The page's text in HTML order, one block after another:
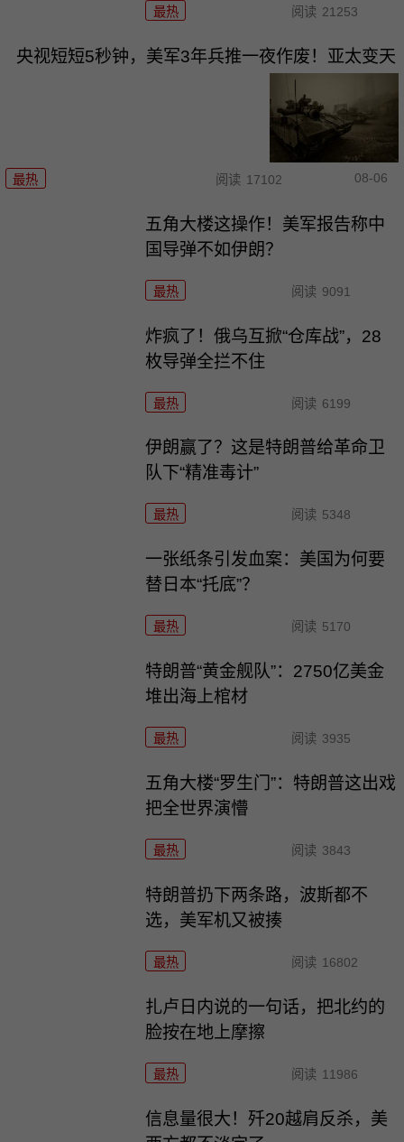
最热 阅读 21253
央视短短5秒钟，美军3年兵推一夜作废！亚太变天
最热 阅读 17102 08-06
五角大楼这操作！美军报告称中
国导弹不如伊朗？
最热 阅读 9091
炸疯了！俄乌互掀“仓库战”，28
枚导弹全拦不住
最热 阅读 6199
伊朗赢了？这是特朗普给革命卫
队下“精准毒计”
最热 阅读 5348
一张纸条引发血案：美国为何要
替日本“托底”？
最热 阅读 5170
特朗普“黄金舰队”：2750亿美金
堆出海上棺材
最热 阅读 3935
五角大楼“罗生门”：特朗普这出戏
把全世界演懵
最热 阅读 3843
特朗普扔下两条路，波斯都不
选，美军机又被揍
最热 阅读 16802
扎卢日内说的一句话，把北约的
脸按在地上摩擦
最热 阅读 11986
信息量很大！歼20越肩反杀，美